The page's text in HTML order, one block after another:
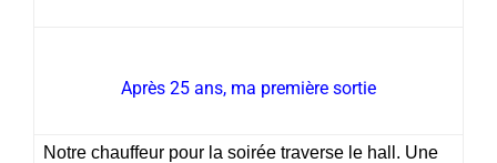
Après 25 ans, ma première sortie
Notre chauffeur pour la soirée traverse le hall. Une